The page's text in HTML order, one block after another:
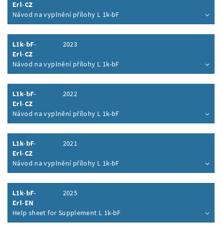
Erl-CZ
Návod na vyplnění přílohy L 1k-bF
Inhalt aufklappen
L1k-bF-
Erl-CZ
2023
Návod na vyplnění přílohy L 1k-bF
Inhalt aufklappen
L1k-bF-
Erl-CZ
2022
Návod na vyplnění přílohy L 1k-bF
Inhalt aufklappen
L1k-bF-
Erl-CZ
2021
Návod na vyplnění přílohy L 1k-bF
Inhalt aufklappen
L1k-bF-
Erl-EN
2025
Help sheet for Supplement L 1k-bF
Inhalt aufklappen